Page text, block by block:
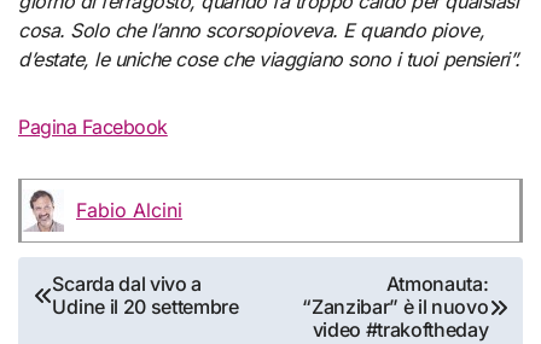
cosa. Solo che l’anno scorsopioveva. E quando piove,
d’estate, le uniche cose che viaggiano sono i tuoi pensieri”.
Pagina Facebook
Fabio Alcini
Navigazione
articoli
Scarda dal vivo a
Udine il 20 settembre
Atmonauta:
“Zanzibar” è il nuovo
video #trakoftheday